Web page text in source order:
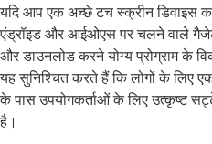
यदि आप एक अच्छे टच स्क्रीन डिवाइस
एंड्रॉइड और आईओएस पर चलने वाले
और डाउनलोड करने योग्य प्रोग्राम के
यह सुनिश्चित करते हैं कि लोगों के लिए
के पास उपयोगकर्ताओं के लिए उत्कृष्ट
है।